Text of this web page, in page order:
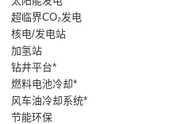
超临界CO₂发电
核电/发电站
加氢站
钻井平台*
燃料电池冷却*
风车油冷却系统*
节能环保